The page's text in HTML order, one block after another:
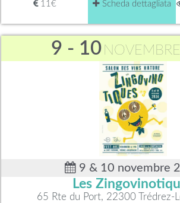
11€ Scheda dettagliata
9 - 10 NOVEMBRE
9 & 10 novembre
Les
65 Rte du Port, 22300 Trédrez-